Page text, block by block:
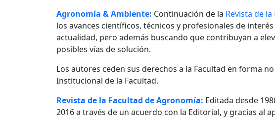
Agronomía & Ambiente: Continuación de la Revista de
los avances científicos, técnicos y profesionales de
actualidad, pero además buscando que contribuyan a
posibles vías de solución.
Los autores ceden sus derechos a la Facultad en forma
Institucional de la Facultad.
Revista de la Facultad de Agronomía: Editada desde
2016 a través de un acuerdo con la Editorial, y gracias al